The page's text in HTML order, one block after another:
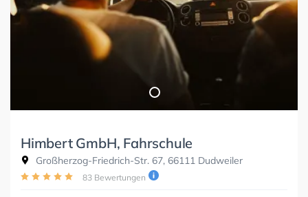
Himbert GmbH, Fahrschule
Großherzog-Friedrich-Str. 67, 66111 Dudweiler
83 Bewertungen